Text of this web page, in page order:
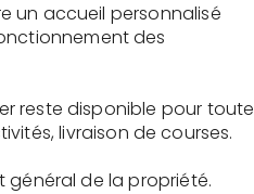
un accueil personnalisé
des
reste disponible pour toute
livraison de courses.
général de la propriété.